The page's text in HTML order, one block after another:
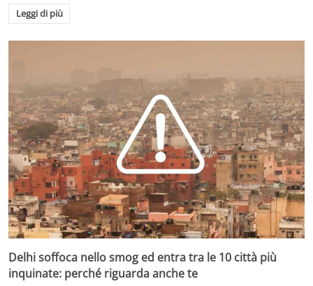
Leggi di più
Delhi soffoca nello smog ed entra tra le 10 città più
inquinate: perché riguarda anche te